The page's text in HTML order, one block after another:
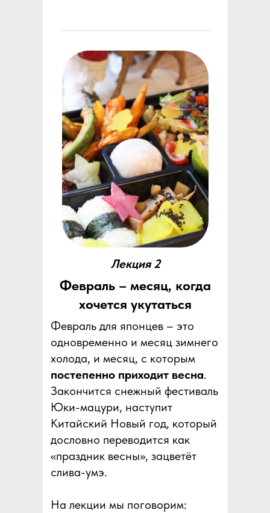
Февраль – месяц, когда
хочется укутаться
Февраль для японцев – это
одновременно и месяц зимнего
холода, и месяц, с которым
постепенно приходит весна.
Закончится снежный фестиваль
Юки-мацури, наступит
Китайский Новый год, который
дословно переводится как
«праздник весны», зацветёт
слива-умэ.
На лекции мы поговорим:
Лекция 2